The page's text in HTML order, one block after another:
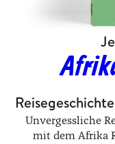
Unvergessliche
mit dem Afrika